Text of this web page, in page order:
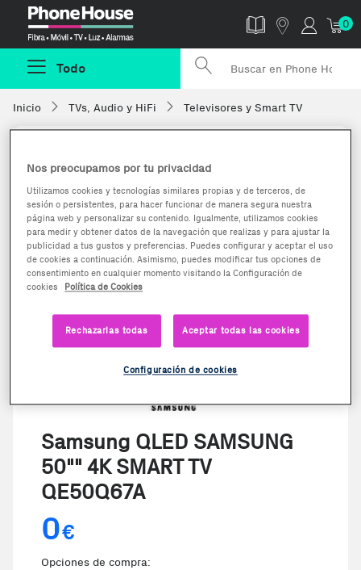
0
Todo
Inicio TVs, Audio y HiFi Televisores y Smart TV
Samsung QLED SAMSUNG
50"" 4K SMART TV
QE50Q67A
0€
Opciones de compra:
Nos preocupamos por tu privacidad
Utilizamos cookies y tecnologías similares propias y de terceros, de
sesión o persistentes, para hacer funcionar de manera segura nuestra
página web y personalizar su contenido. Igualmente, utilizamos cookies
para medir y obtener datos de la navegación que realizas y para ajustar la
publicidad a tus gustos y preferencias. Puedes configurar y aceptar el uso
de cookies a continuación. Asimismo, puedes modificar tus opciones de
consentimiento en cualquier momento visitando la Configuración de
cookies
Política de Cookies
Rechazarlas todas Aceptar todas las cookies
Configuración de cookies